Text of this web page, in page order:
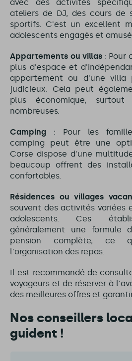
avec des activités
ateliers de DJ, des cours de
sportifs. C'est un excellent
adolescents engagés et
Appartements ou villas : Pour
plus d'espace et
appartement ou d'une villa
judicieux. Cela peut
plus économique,
nombreuses.
Camping : Pour les
camping peut être une
Corse dispose d'une
beaucoup offrent des
confortables.
Résidences ou villages
souvent des activités variées
adolescents. Ces
généralement une formule
pension complète, ce
l'organisation des repas.
Il est recommandé de
voyageurs et de réserver à
des meilleures offres et
Nos conseillers
guident !